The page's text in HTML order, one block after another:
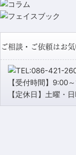
ご相談・ご依頼はお
【受付時間】9:00
【定休日】土曜・